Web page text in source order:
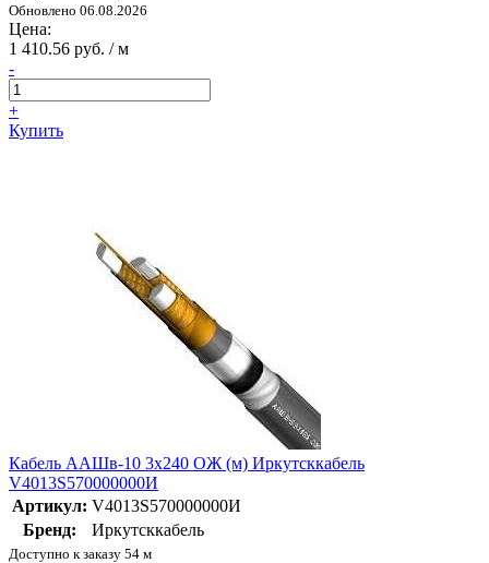
Обновлено 06.08.2026
Цена:
1 410.56 руб. / м
-
+
Купить
Кабель ААШв-10 3х240 ОЖ (м) Иркутсккабель
V4013S570000000И
Артикул: V4013S570000000И
Бренд:
Иркутсккабель
Доступно к заказу 54 м